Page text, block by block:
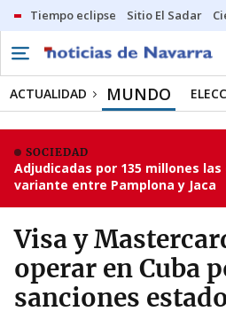
Tiempo eclipse Sitio El Sadar
ACTUALIDAD MUNDO
SOCIEDAD
Adjudicadas por 135 millones
variante entre Pamplona y Jaca
Visa y
operar en Cuba
sanciones